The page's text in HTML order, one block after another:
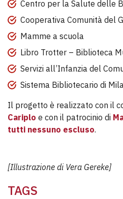
Centro per la Salute delle
Cooperativa Comunità del
Mamme a scuola
Libro Trotter – Biblioteca
Servizi all’Infanzia del
Sistema Bibliotecario di
Il progetto è realizzato con il
Cariplo e con il patrocinio di
tutti nessuno escluso.
[Illustrazione di Vera Gereke]
TAGS